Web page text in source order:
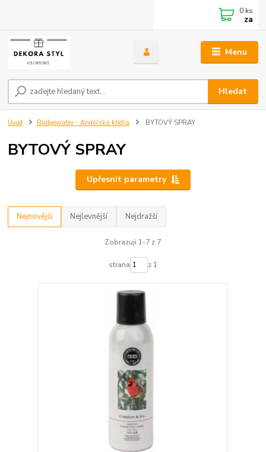
Menu
Hledat
0 ks
za
Úvod Bridgewater - Andělská křídla BYTOVÝ SPRAY
BYTOVÝ SPRAY
Upřesnit parametry
Nejnovější Nejlevnější Nejdražší
Zobrazuji 1-7 z 7
strana z 1